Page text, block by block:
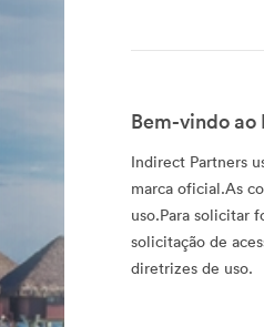
Bem-vindo
Indirect Partners
marca oficial.As
uso.Para solicitar
solicitação de
diretrizes de uso.